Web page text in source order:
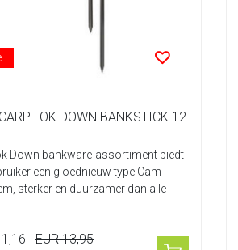
LOK DOWN BANKSTICK 12
Down bankware-assortiment biedt
een gloednieuw type Cam-
sterker en duurzamer dan alle
EUR 13,95